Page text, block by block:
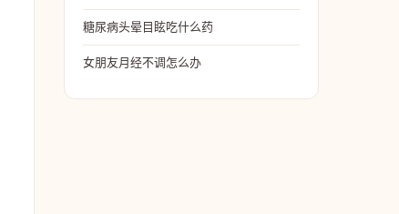
糖尿病头晕目眩吃什么药
女朋友月经不调怎么办